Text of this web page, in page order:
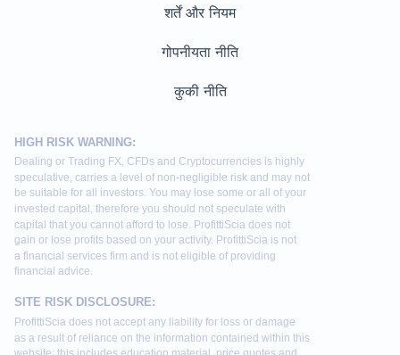
शर्तें और नियम
गोपनीयता नीति
कुकी नीति